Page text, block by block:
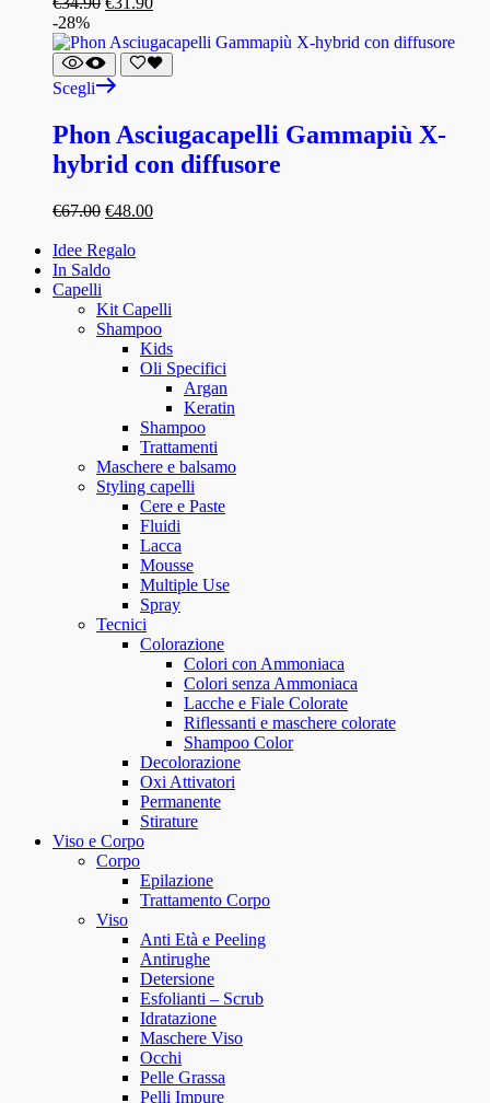
-28%
Scegli
Phon Asciugacapelli Gammapiù X-
hybrid con diffusore
€67.00 €48.00
Idee Regalo
In Saldo
Capelli
Kit Capelli
Shampoo
Kids
Oli Specifici
Argan
Keratin
Shampoo
Trattamenti
Maschere e balsamo
Styling capelli
Cere e Paste
Fluidi
Lacca
Mousse
Multiple Use
Spray
Tecnici
Colorazione
Colori con Ammoniaca
Colori senza Ammoniaca
Lacche e Fiale Colorate
Riflessanti e maschere colorate
Shampoo Color
Decolorazione
Oxi Attivatori
Permanente
Stirature
Viso e Corpo
Corpo
Epilazione
Trattamento Corpo
Viso
Anti Età e Peeling
Antirughe
Detersione
Esfolianti – Scrub
Idratazione
Maschere Viso
Occhi
Pelle Grassa
Pelli Impure